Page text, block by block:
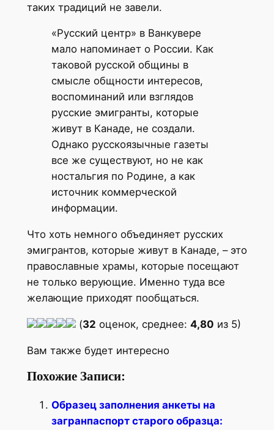
таких традиций не завели.
«Русский центр» в Ванкувере
мало напоминает о России. Как
таковой русской общины в
смысле общности интересов,
воспоминаний или взглядов
русские эмигранты, которые
живут в Канаде, не создали.
Однако русскоязычные газеты
все же существуют, но не как
ностальгия по Родине, а как
источник коммерческой
информации.
Что хоть немного объединяет русских
эмигрантов, которые живут в Канаде, – это
православные храмы, которые посещают
не только верующие. Именно туда все
желающие приходят пообщаться.
(32 оценок, среднее: 4,80 из 5)
Вам также будет интересно
Похожие Записи:
Образец заполнения анкеты на
загранпаспорт старого образца: